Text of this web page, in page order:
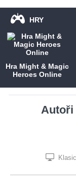
HRY
Hra Might & Magic
Heroes Online
Autoři